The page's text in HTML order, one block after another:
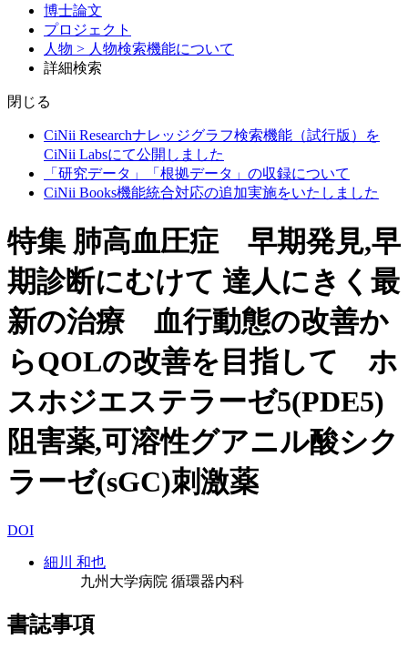
博士論文
プロジェクト
人物 > 人物検索機能について
詳細検索
閉じる
CiNii Researchナレッジグラフ検索機能（試行版）を
CiNii Labsにて公開しました
「研究データ」「根拠データ」の収録について
CiNii Books機能統合対応の追加実施をいたしました
特集 肺高血圧症 早期発見,早
期診断にむけて 達人にきく最
新の治療 血行動態の改善か
らQOLの改善を目指して ホ
スホジエステラーゼ5(PDE5)
阻害薬,可溶性グアニル酸シク
ラーゼ(sGC)刺激薬
DOI
細川 和也
九州大学病院 循環器内科
書誌事項